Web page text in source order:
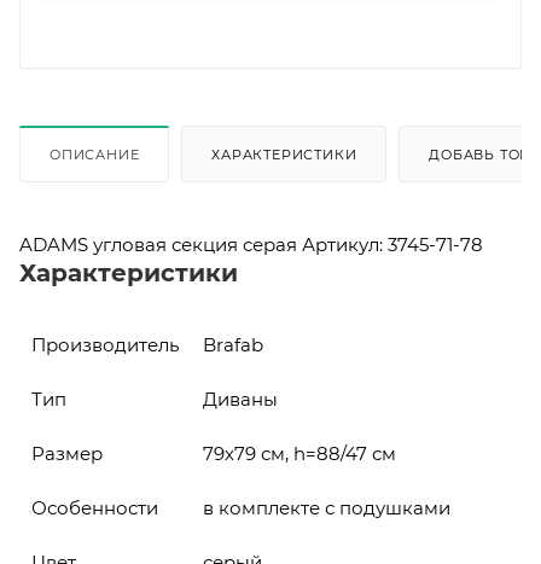
ОПИСАНИЕ ХАРАКТЕРИСТИКИ ДОБАВЬ
ADAMS угловая секция серая Артикул: 3745-71-78
Характеристики
Производитель Brafab
Тип Диваны
Размер 79х79 см, h=88/47 см
Особенности в комплекте с подушками